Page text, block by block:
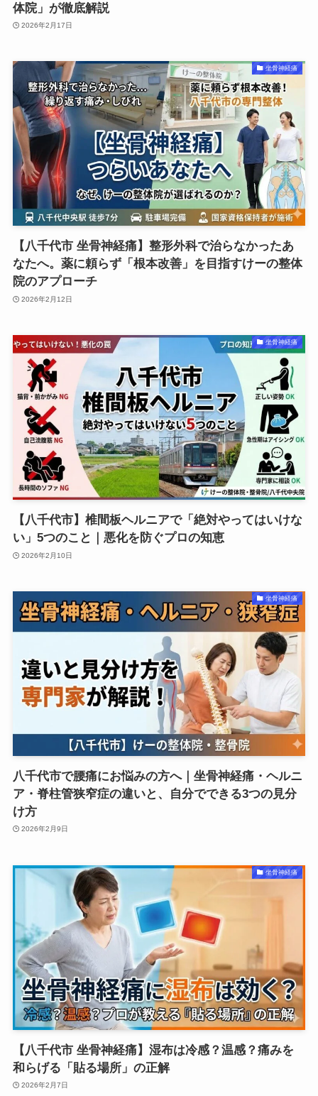
体院」が徹底解説
2026年2月17日
坐骨神経痛
【八千代市 坐骨神経痛】整形外科で治らなかったあ
なたへ。薬に頼らず「根本改善」を目指すけーの整体
院のアプローチ
2026年2月12日
坐骨神経痛
【八千代市】椎間板ヘルニアで「絶対やってはいけな
い」5つのこと｜悪化を防ぐプロの知恵
2026年2月10日
坐骨神経痛
八千代市で腰痛にお悩みの方へ｜坐骨神経痛・ヘルニ
ア・脊柱管狭窄症の違いと、自分でできる3つの見分
け方
2026年2月9日
坐骨神経痛
【八千代市 坐骨神経痛】湿布は冷感？温感？痛みを
和らげる「貼る場所」の正解
2026年2月7日